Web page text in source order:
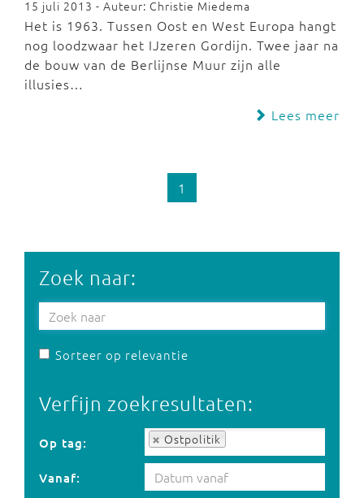
15 juli 2013 - Auteur: Christie Miedema
Het is 1963. Tussen Oost en West Europa hangt
nog loodzwaar het IJzeren Gordijn. Twee jaar na
de bouw van de Berlijnse Muur zijn alle
illusies…
Lees meer
1
Zoek naar:
Sorteer op relevantie
Verfijn zoekresultaten:
Op tag: Ostpolitik
Op tag:
Vanaf: